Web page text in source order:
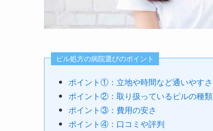
ピル処方の病院選びのポイント
ポイント①：立地や時間など通いやすさ
ポイント②：取り扱っているピルの種類
ポイント③：費用の安さ
ポイント④：口コミや評判